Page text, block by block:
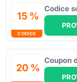
15 %
CODICE
Codice
20 %
Coupon